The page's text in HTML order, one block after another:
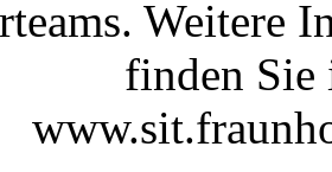
Weitere
finden Sie